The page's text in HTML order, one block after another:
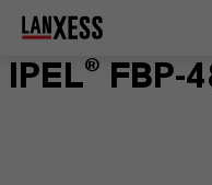
IPEL® FBP-